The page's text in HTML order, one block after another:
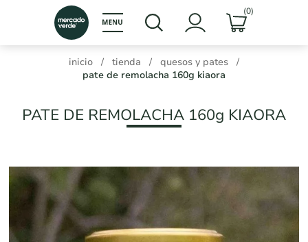
(0)
inicio / tienda / quesos y pates
/
pate de remolacha 160g kiaora
PATE DE REMOLACHA 160g KIAORA